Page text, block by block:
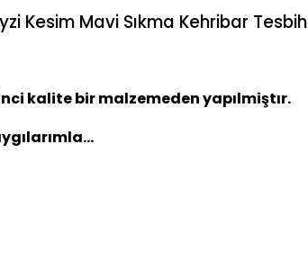
Kesim Mavi Sıkma Kehribar Tesbih
kalite bir malzemeden yapılmiştır.